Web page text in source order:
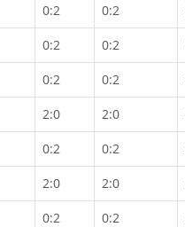
0:2 0:2
0:2 0:2
0:2 0:2
2:0 2:0
0:2 0:2
2:0 2:0
0:2 0:2